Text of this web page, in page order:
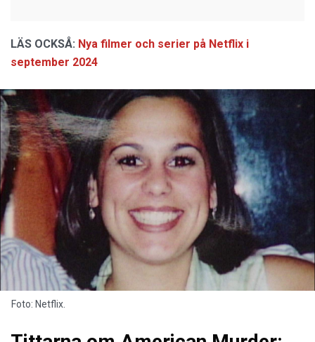
LÄS OCKSÅ: Nya filmer och serier på Netflix i
september 2024
Foto: Netflix.